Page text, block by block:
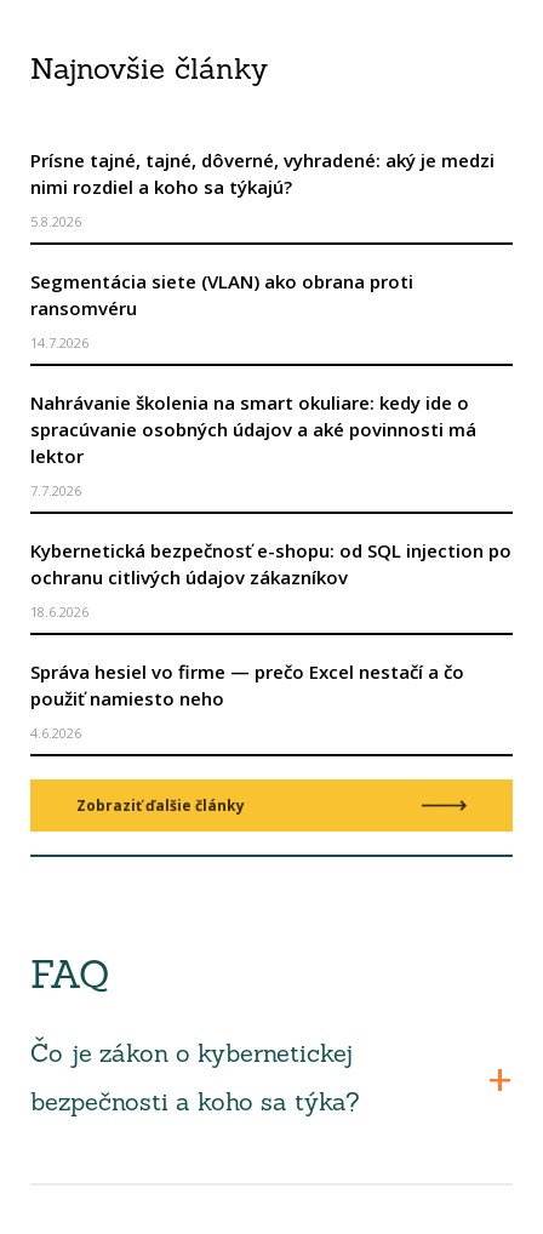
Najnovšie články
Prísne tajné, tajné, dôverné, vyhradené: aký je medzi
nimi rozdiel a koho sa týkajú?
5.8.2026
Segmentácia siete (VLAN) ako obrana proti
ransomvéru
14.7.2026
Nahrávanie školenia na smart okuliare: kedy ide o
spracúvanie osobných údajov a aké povinnosti má
lektor
7.7.2026
Kybernetická bezpečnosť e-shopu: od SQL injection po
ochranu citlivých údajov zákazníkov
18.6.2026
Správa hesiel vo firme — prečo Excel nestačí a čo
použiť namiesto neho
4.6.2026
Zobraziť ďalšie články
FAQ
Čo je zákon o kybernetickej
bezpečnosti a koho sa týka?